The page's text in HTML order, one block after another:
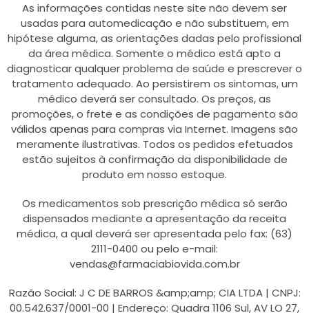
As informações contidas neste site não devem ser
usadas para automedicação e não substituem, em
hipótese alguma, as orientações dadas pelo profissional
da área médica. Somente o médico está apto a
diagnosticar qualquer problema de saúde e prescrever o
tratamento adequado. Ao persistirem os sintomas, um
médico deverá ser consultado. Os preços, as
promoções, o frete e as condições de pagamento são
válidos apenas para compras via Internet. Imagens são
meramente ilustrativas. Todos os pedidos efetuados
estão sujeitos à confirmação da disponibilidade de
produto em nosso estoque.
Os medicamentos sob prescrição médica só serão
dispensados mediante a apresentação da receita
médica, a qual deverá ser apresentada pelo fax: (63)
2111-0400 ou pelo e-mail:
vendas@farmaciabiovida.com.br
Razão Social: J C DE BARROS &amp;amp; CIA LTDA | CNPJ:
00.542.637/0001-00 | Endereço: Quadra 1106 Sul, AV LO 27,